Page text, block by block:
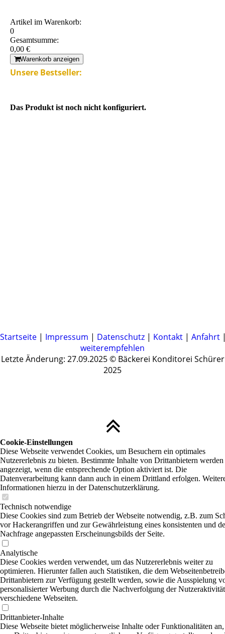
Artikel im Warenkorb:
0
Gesamtsumme:
0,00 €
Warenkorb anzeigen
Unsere Bestseller:
Das Produkt ist noch nicht konfiguriert.
Startseite | Impressum | Datenschutz | Kontakt | Anfahrt
weiterempfehlen
Letzte Änderung: 27.09.2025 © Bäckerei Konditorei Schürer
2025
Cookie-Einstellungen
Diese Webseite verwendet Cookies, um Besuchern ein optimales
Nutzererlebnis zu bieten. Bestimmte Inhalte von Drittanbietern
angezeigt, wenn die entsprechende Option aktiviert ist. Die
Datenverarbeitung kann dann auch in einem Drittland erfolgen.
Informationen hierzu in der Datenschutzerklärung.
Technisch notwendige
Diese Cookies sind zum Betrieb der Webseite notwendig, z.B. zum
vor Hackerangriffen und zur Gewährleistung eines konsistenten und
Nachfrage angepassten Erscheinungsbilds der Seite.
Analytische
Diese Cookies werden verwendet, um das Nutzererlebnis weiter zu
optimieren. Hierunter fallen auch Statistiken, die dem
Drittanbietern zur Verfügung gestellt werden, sowie die Ausspielung
personalisierter Werbung durch die Nachverfolgung der
verschiedene Webseiten.
Drittanbieter-Inhalte
Diese Webseite bietet möglicherweise Inhalte oder Funktionalitäten